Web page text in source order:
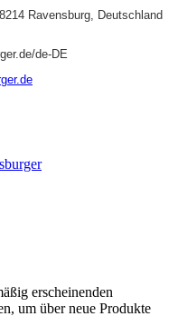
Ravensburg, Deutschland
de-DE
erscheinenden
um über neue Produkte